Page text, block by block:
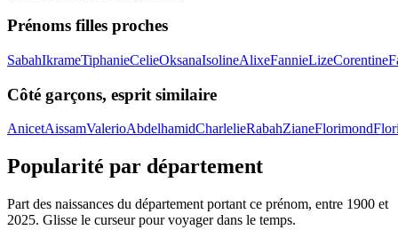
Prénoms filles proches
SabahIkrameTiphanieCelieOksanaIsolineAlixeFannieLizeCorentine
Côté garçons, esprit similaire
AnicetAissamValerioAbdelhamidCharlelieRabahZianeFlorimond
Popularité par département
Part des naissances du département portant ce prénom, entre 1900 et
2025. Glisse le curseur pour voyager dans le temps.